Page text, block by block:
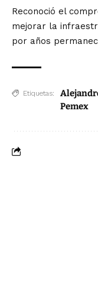
Reconoció el
mejorar la
por años
Etiquetas:
Pemex